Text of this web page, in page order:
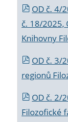
OD č. 4/
č. 18/2025,
Knihovny
OD č. 3/
regionů
OD č. 2/
Filozofické